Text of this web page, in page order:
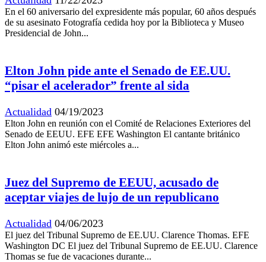
En el 60 aniversario del expresidente más popular, 60 años después
de su asesinato Fotografía cedida hoy por la Biblioteca y Museo
Presidencial de John...
Elton John pide ante el Senado de EE.UU.
“pisar el acelerador” frente al sida
Actualidad 04/19/2023
Elton John en reunión con el Comité de Relaciones Exteriores del
Senado de EEUU. EFE EFE Washington El cantante británico
Elton John animó este miércoles a...
Juez del Supremo de EEUU, acusado de
aceptar viajes de lujo de un republicano
Actualidad 04/06/2023
El juez del Tribunal Supremo de EE.UU. Clarence Thomas. EFE
Washington DC El juez del Tribunal Supremo de EE.UU. Clarence
Thomas se fue de vacaciones durante...